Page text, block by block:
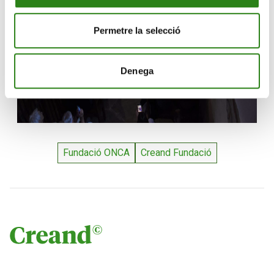
Permetre la selecció
Denega
Fundació ONCA Creand Fundació